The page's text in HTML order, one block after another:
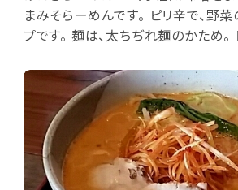
まみそらーめんです。 ピリ辛で、野
プです。 麺は、太ちぢれ麺のかため。
ューがとろとろ。